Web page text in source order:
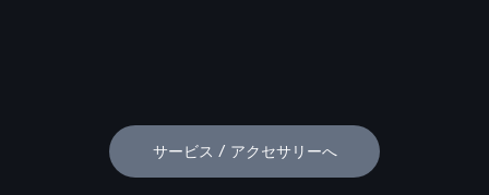
サービス / アクセサリーへ